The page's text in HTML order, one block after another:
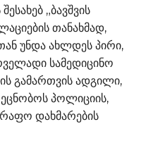
„ბავშვის
თანახმად,
უნდა ახლდეს პირი,
სამედიცინო
გამართვის ადგილი,
პოლიციის,
დახმარების